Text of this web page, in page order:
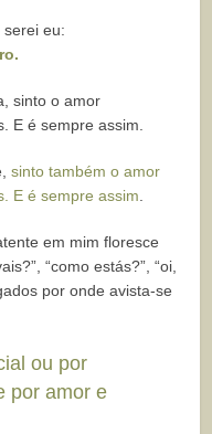
serei eu:
sinto o amor
E é sempre assim.
sinto também o amor
E é sempre assim.
em mim floresce
“como estás?”, “oi,
por onde avista-se
ou por
por amor e